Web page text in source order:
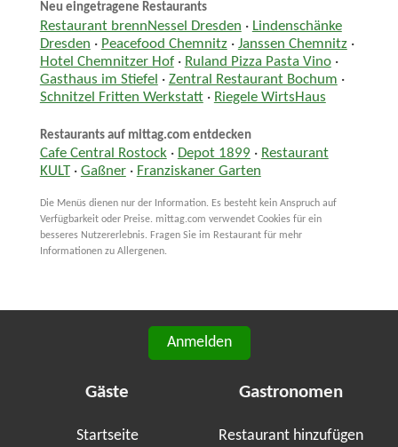
Neu eingetragene Restaurants
Restaurant brennNessel Dresden · Lindenschänke
Dresden · Peacefood Chemnitz· Janssen Chemnitz·
Hotel Chemnitzer Hof· Ruland Pizza Pasta Vino·
Gasthaus im Stiefel · Zentral Restaurant Bochum ·
Schnitzel Fritten Werkstatt· Riegele WirtsHaus
Restaurants auf mittag.com entdecken
Cafe Central Rostock· Depot 1899 · Restaurant
KULT · Gaßner· Franziskaner Garten
Die Menüs dienen nur der Information. Es besteht kein Anspruch auf
Verfügbarkeit oder Preise. mittag.com verwendet Cookies für ein
besseres Nutzererlebnis. Fragen Sie im Restaurant für mehr
Informationen zu Allergenen.
Anmelden
Gäste
Startseite
Gastronomen
Restaurant hinzufügen